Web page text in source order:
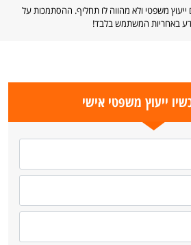
משפטי ולא מהווה לו תחליף. ההסתמכות על
באחריות המשתמש בלבד!
ייעוץ משפטי אישי